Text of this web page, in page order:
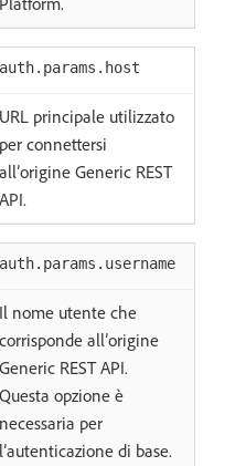
auth.params.host
URL principale utilizzato
per connettersi
all’origine Generic REST
API.
auth.params.username
Il nome utente che
corrisponde all’origine
Generic REST API.
Questa opzione è
necessaria per
l’autenticazione di base.